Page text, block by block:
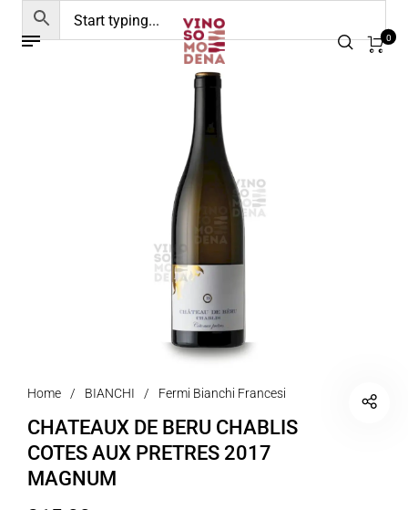
0
Home / BIANCHI / Fermi Bianchi Francesi
CHATEAUX DE BERU CHABLIS
COTES AUX PRETRES 2017
MAGNUM